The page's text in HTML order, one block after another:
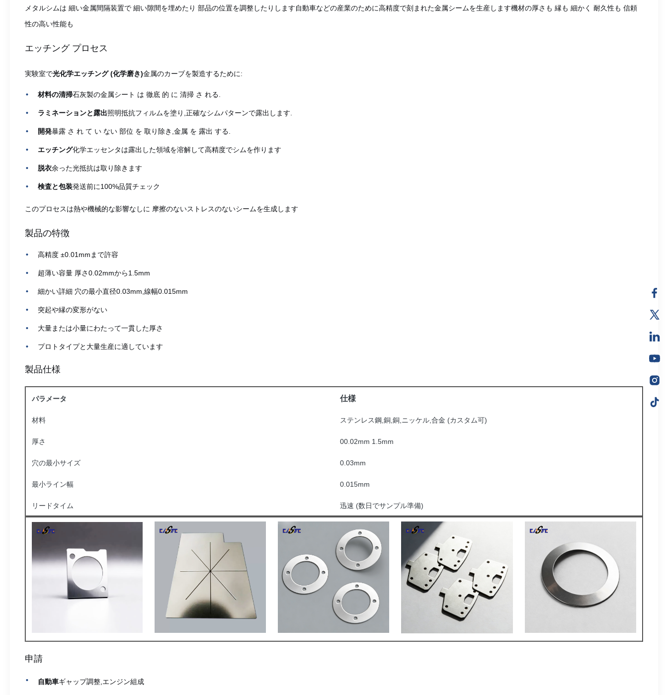
メタルシムは 細い金属間隔装置で 細い隙間を埋めたり 部品の位置を調整したりします自動車などの産業のために高精度で刻まれた金属シームを生産します機材の厚さも 縁も 細かく 耐久性も 信頼
性の高い性能も
エッチング プロセス
実験室で光化学エッチング (化学磨き)金属のカーブを製造するために:
材料の清掃石灰製の金属シート は 徹底 的 に 清掃 さ れる.
ラミネーションと露出照明抵抗フィルムを塗り,正確なシムパターンで露出します.
開発暴露 さ れ て い ない 部位 を 取り除き,金属 を 露出 する.
エッチング化学エッセンタは露出した領域を溶解して高精度でシムを作ります
脱衣余った光抵抗は取り除きます
検査と包装発送前に100%品質チェック
このプロセスは熱や機械的な影響なしに 摩擦のないストレスのないシームを生成します
製品の特徴
高精度 ±0.01mmまで許容
超薄い容量 厚さ0.02mmから1.5mm
細かい詳細 穴の最小直径0.03mm,線幅0.015mm
突起や縁の変形がない
大量または小量にわたって一貫した厚さ
プロトタイプと大量生産に適しています
製品仕様
パラメータ 仕様
材料 ステンレス鋼,銅,銅,ニッケル,合金 (カスタム可)
厚さ 00.02mm 1.5mm
穴の最小サイズ 0.03mm
最小ライン幅 0.015mm
リードタイム 迅速 (数日でサンプル準備)
申請
自動車ギャップ調整,エンジン組成